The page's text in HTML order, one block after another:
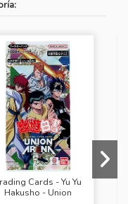
Cards - Yu Yu
Hakusho - Union